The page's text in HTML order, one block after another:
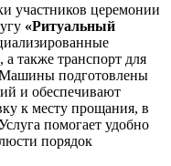
участников церемонии
«Ритуальный
также транспорт для
подготовлены
и обеспечивают
к месту прощания, в
помогает удобно
порядок